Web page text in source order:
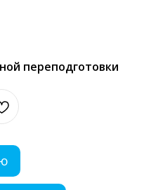
переподготовки